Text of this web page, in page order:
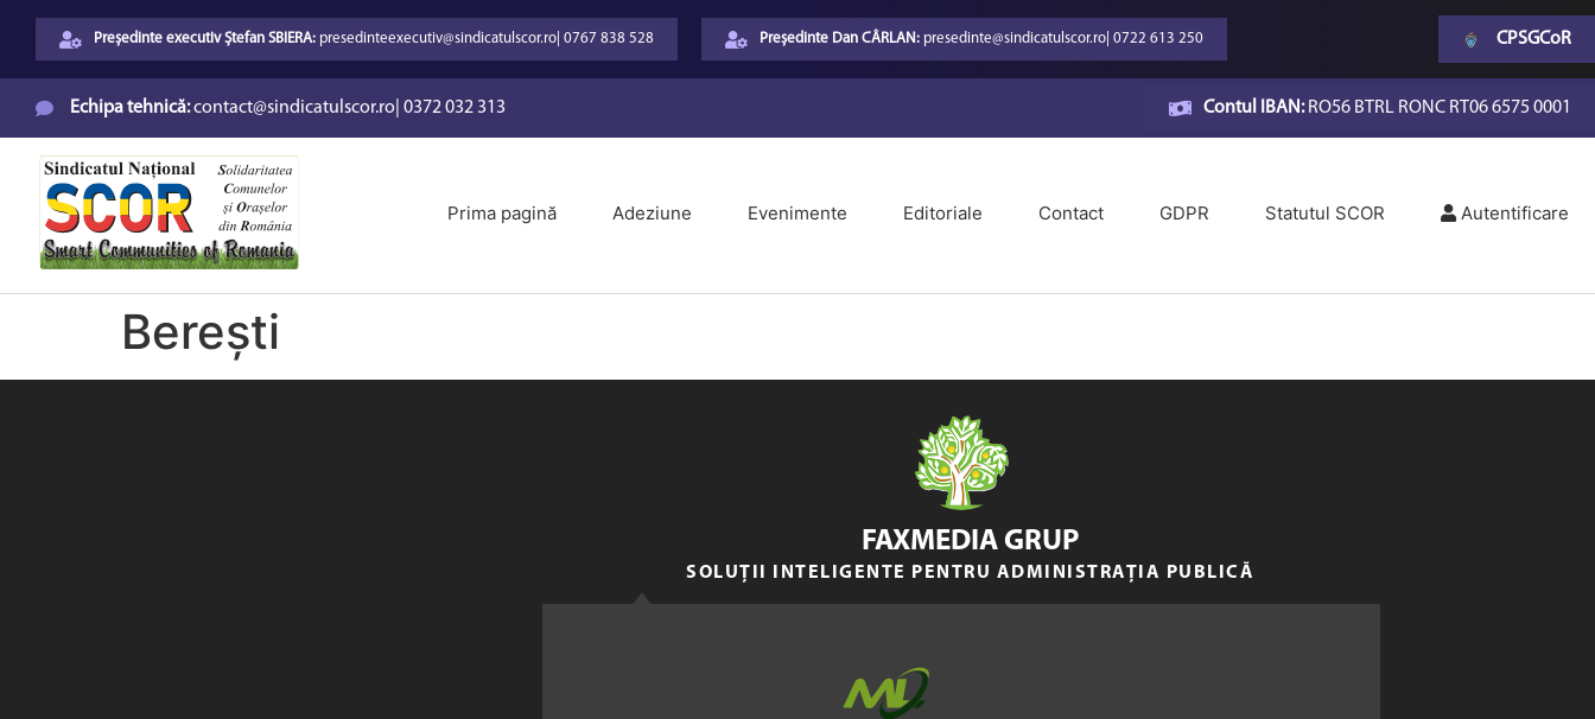
Președinte executiv Ștefan SBIERA:presedinteexecutiv@sindicatulscor.ro| 0767 838 528 Președinte Dan CÂRLAN:presedinte@sindicatulscor.ro| 0722 613 250 CPSGCoR
Echipa tehnică:contact@sindicatulscor.ro 0372 032 313 Contul IBAN:RO56 BTRL RONC RT06 6575 0001
Prima pagină Adeziune Evenimente Editoriale Contact GDPR Statutul SCOR Autentificare
Berești
FAXMEDIA GRUP
SOLUȚII INTELIGENTE PENTRU ADMINISTRAȚIA PUBLICĂ